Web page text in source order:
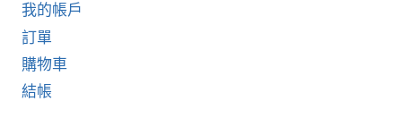
我的帳戶
訂單
購物車
結帳